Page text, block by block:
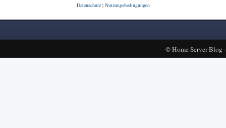
Datenschutz| Nutzungsbedingungen
©Home Server Blog